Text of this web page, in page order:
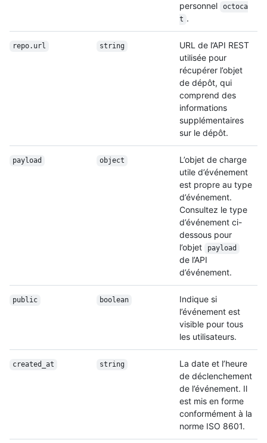
personnel
octoca
t .
repo.url string
URL de l’API REST
utilisée pour
récupérer l’objet
de dépôt, qui
comprend des
informations
supplémentaires
sur le dépôt.
payload object
L’objet de charge
utile d’événement
est propre au type
d’événement.
Consultez le type
d’événement ci-
dessous pour
l’objet
payload
de l’API
d’événement.
public boolean
Indique si
l’événement est
visible pour tous
les utilisateurs.
created_at string
La date et l’heure
de déclenchement
de l’événement. Il
est mis en forme
conformément à la
norme ISO 8601.